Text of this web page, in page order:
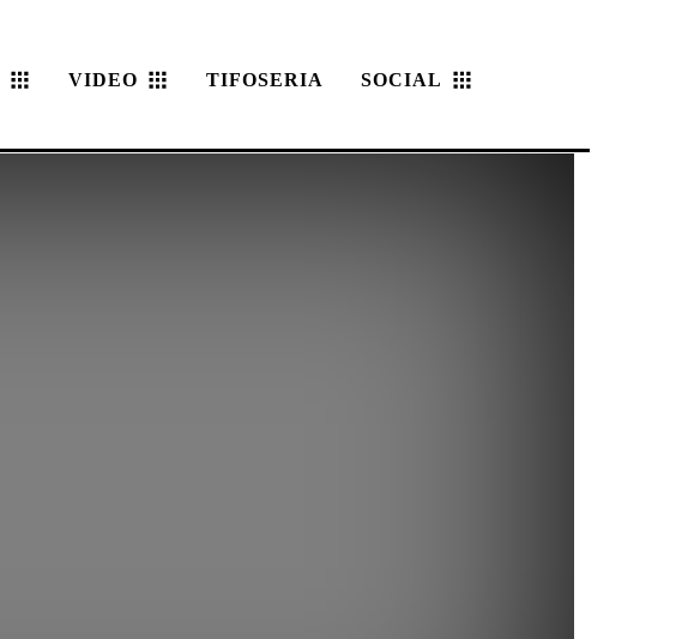
VIDEO TIFOSERIA SOCIAL